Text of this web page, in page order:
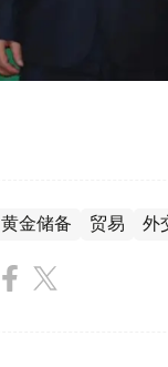
黄金储备 贸易 外